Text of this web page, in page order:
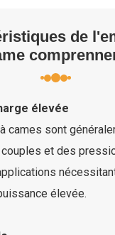
de
élevée
cames sont
et des
élevée.